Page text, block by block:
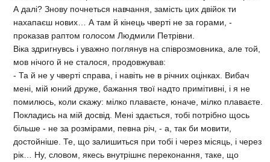
А далі? Знову почнеться навчання, замість цих двійок ти
нахапаєш нових… А там й кінець чверті не за горами, -
проказав раптом голосом Людмили Петрівни.
Віка здригнувсь і уважно поглянув на співрозмовника, але той,
мов нічого й не сталося, продовжував:
- Та й не у чверті справа, і навіть не в річних оцінках. Вибач
мені, мій юний друже, бажання твої надто примітивні, і я не
помилюсь, коли скажу: мілко плаваєте, юначе, мілко плаваєте.
Покладись на мій досвід. Мені здається, тобі потрібно щось
більше - не за розмірами, певна річ, - а, так би мовити,
достойніше. Те, що залишиться при тобі і через місяць, і через
рік… Ну, словом, якесь внутрішнє переконання, таке, що